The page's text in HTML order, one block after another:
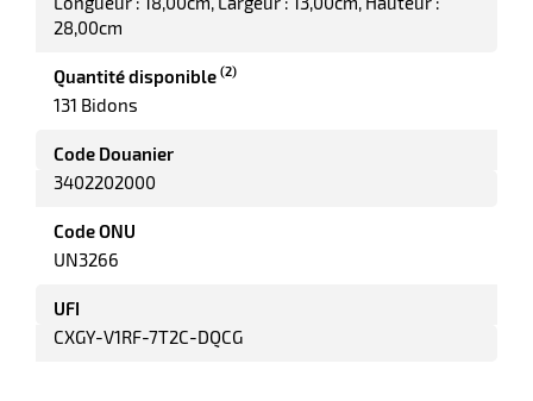
28,00cm
Quantité disponible (2)
131 Bidons
Code Douanier
3402202000
Code ONU
UN3266
UFI
CXGY-V1RF-7T2C-DQCG